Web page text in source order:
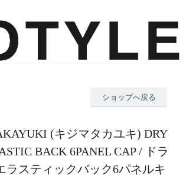
ショップへ戻る
(キジマタカユキ) DRY
BACK 6PANEL CAP / ドラ
ラスティックバック6パネルキ